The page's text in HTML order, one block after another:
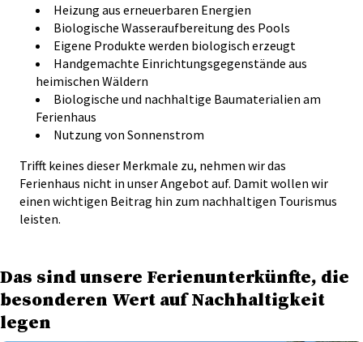
Heizung aus erneuerbaren Energien
Biologische Wasseraufbereitung des Pools
Eigene Produkte werden biologisch erzeugt
Handgemachte Einrichtungsgegenstände aus
heimischen Wäldern
Biologische und nachhaltige Baumaterialien am
Ferienhaus
Nutzung von Sonnenstrom
Trifft keines dieser Merkmale zu, nehmen wir das
Ferienhaus nicht in unser Angebot auf. Damit wollen wir
einen wichtigen Beitrag hin zum nachhaltigen Tourismus
leisten.
Das sind unsere Ferienunterkünfte, die
besonderen Wert auf Nachhaltigkeit
legen